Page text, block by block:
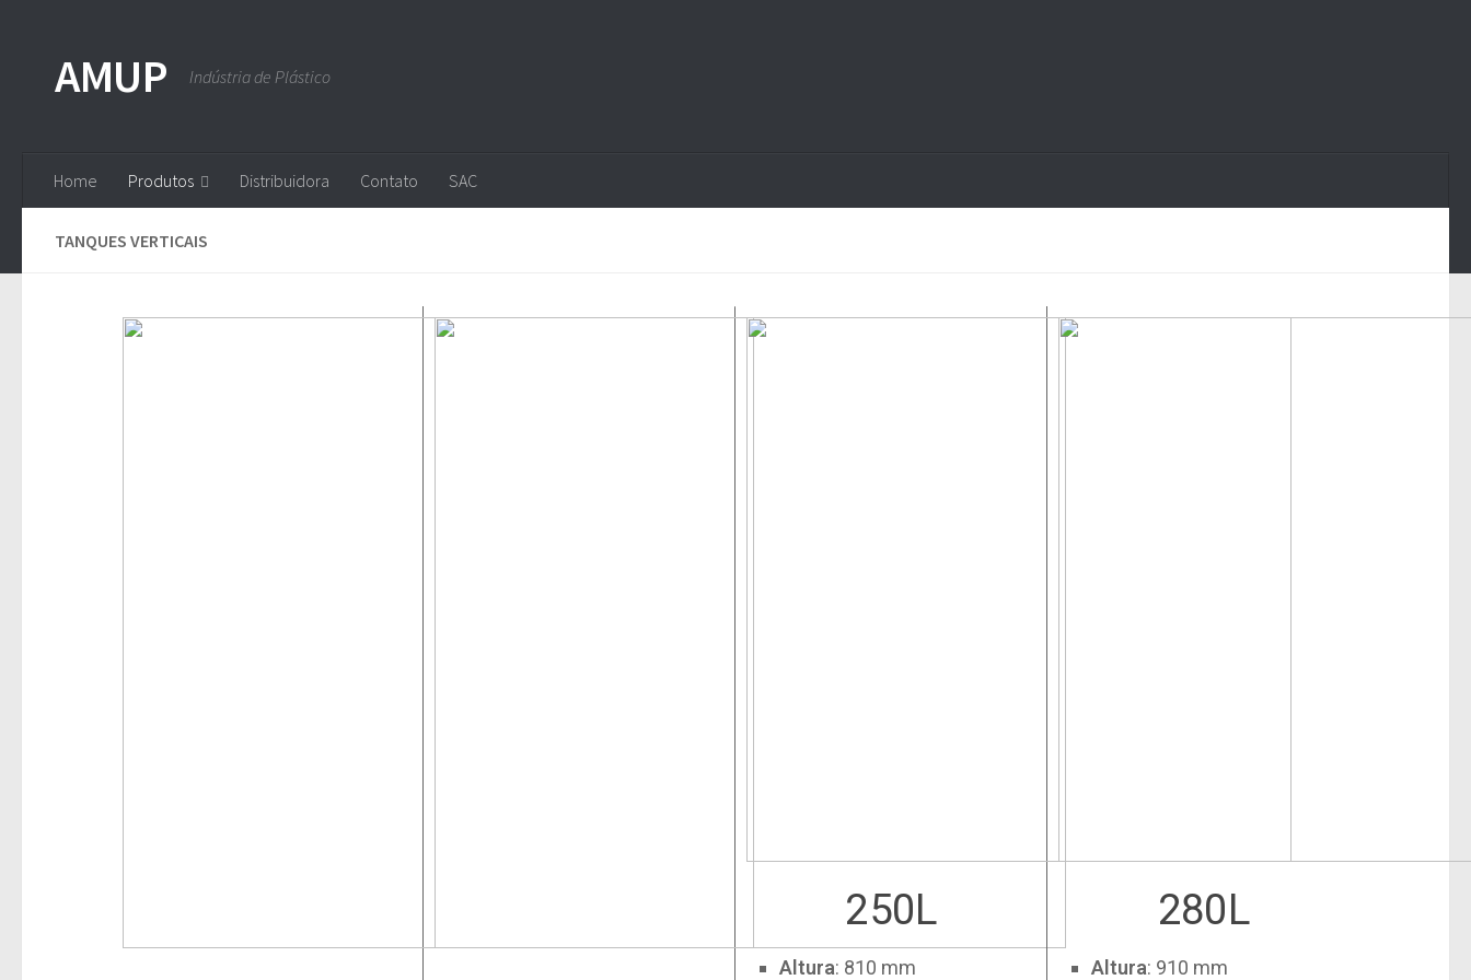
AMUP Indústria de Plástico
Home Produtos Distribuidora Contato SAC
TANQUES VERTICAIS
250L
Altura: 810 mm
280L
Altura: 910 mm